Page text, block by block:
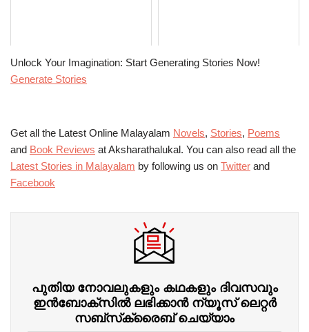
Unlock Your Imagination: Start Generating Stories Now!
Generate Stories
Get all the Latest Online Malayalam Novels, Stories, Poems
and Book Reviews at Aksharathalukal. You can also read all the
Latest Stories in Malayalam by following us on Twitter and
Facebook
പുതിയ നോവലുകളും കഥകളും ദിവസവും
ഇന്‍ബോക്‌സില്‍ ലഭിക്കാന്‍ ന്യൂസ് ലെറ്റർ
സബ്‌സ്‌ക്രൈബ് ചെയ്യാം